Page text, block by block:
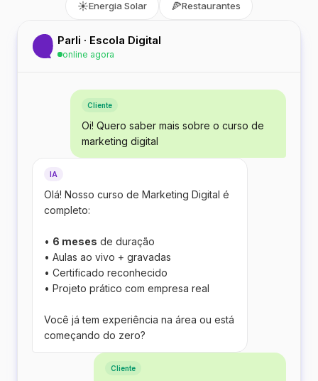
☀️Energia Solar 🍕Restaurantes
Parli · Escola Digital
online agora
Cliente
Oi! Quero saber mais sobre o curso de
marketing digital
IA
Olá! Nosso curso de Marketing Digital é
completo:
• 6 meses de duração
• Aulas ao vivo + gravadas
• Certificado reconhecido
• Projeto prático com empresa real
Você já tem experiência na área ou está
começando do zero?
Cliente